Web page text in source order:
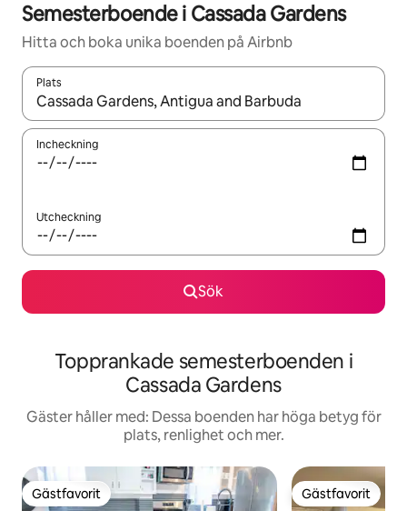
Semesterboende i Cassada Gardens
Hitta och boka unika boenden på Airbnb
Plats
När resultaten är tillgängliga kan du navigera med upp- och
Incheckning
Utcheckning
Sök
Topprankade semesterboenden i
Cassada Gardens
Gäster håller med: Dessa boenden har höga betyg för
plats, renlighet och mer.
Gästfavorit
Gästfavorit Gästfavorit
Gästfavorit